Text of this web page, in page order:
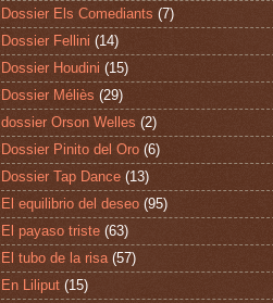
Dossier Els Comediants (7)
Dossier Fellini (14)
Dossier Houdini (15)
Dossier Méliès (29)
dossier Orson Welles (2)
Dossier Pinito del Oro (6)
Dossier Tap Dance (13)
El equilibrio del deseo (95)
El payaso triste (63)
El tubo de la risa (57)
En Liliput (15)